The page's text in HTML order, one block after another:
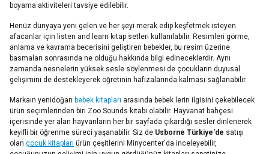
boyama aktiviteleri tavsiye edilebilir.
Henüz dünyaya yeni gelen ve her şeyi merak edip keşfetmek isteyen
afacanlar için listen and learn kitap setleri kullanılabilir. Resimleri görme,
anlama ve kavrama becerisini geliştiren bebekler, bu resim üzerine
basmaları sonrasında ne olduğu hakkında bilgi edineceklerdir. Aynı
zamanda nesnelerin yüksek sesle söylenmesi de çocukların duyusal
gelişimini de destekleyerek öğretinin hafızalarında kalması sağlanabilir.
Markaın yenidoğan bebek kitapları arasında bebek lerin ilgisini çekebilecek
ürün seçimlerinden biri Zoo Sounds kitabı olabilir. Hayvanat bahçesi
içerisinde yer alan hayvanların her bir sayfada çıkardığı sesler dinlenerek
keyifli bir öğrenme süreci yaşanabilir. Siz de Usborne Türkiye'de satışı
olan çocuk kitapları ürün çeşitlerini Minycenter'da inceleyebilir,